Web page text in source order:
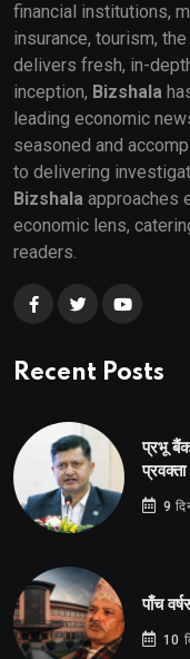
financial institutions,
insurance, tourism,
delivers fresh, in-
inception, Bizshala
leading economic
seasoned and
to delivering
Bizshala approaches
economic lens,
readers.
Recent Posts
प्रभू
9
पाँच
10